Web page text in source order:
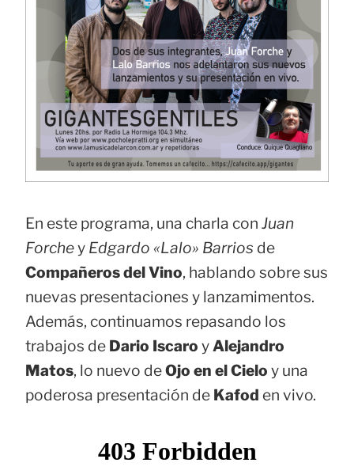
En este programa, una charla con Juan
Forchey Edgardo «Lalo» Barrios de
Compañeros del Vino, hablando sobre sus
nuevas presentaciones y lanzamimentos.
Además, continuamos repasando los
trabajos de Dario Iscaro yAlejandro
Matos, lo nuevo deOjo en el Cielo y una
poderosa presentación de Kafod en vivo.